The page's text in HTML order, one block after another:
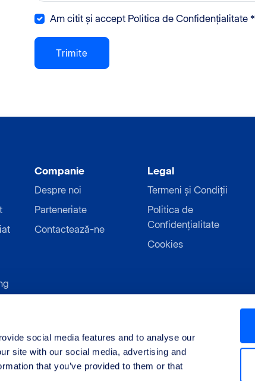
social media features and to analyse our
site with our social media, advertising and
that you’ve provided to them or that
Am citit și accept Politica de Confidențialitate *
Trimite
Companie
Despre noi
Parteneriate
Contactează-ne
Legal
Termeni și Condiții
Politica de
Confidențialitate
Cookies